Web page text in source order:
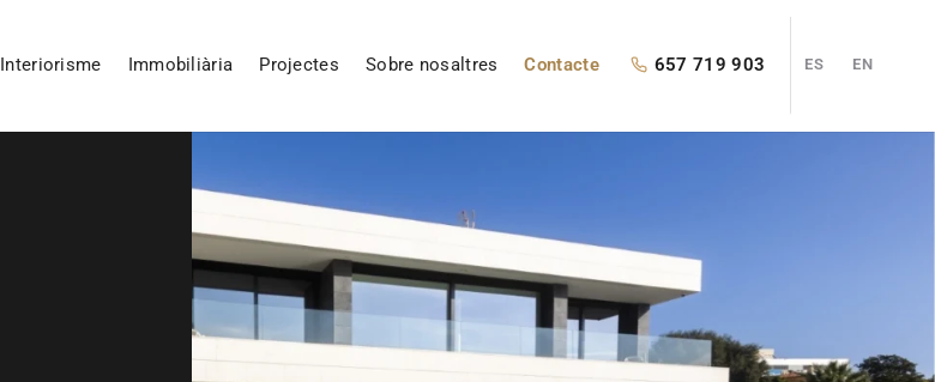
Interiorisme Immobiliària Projectes Sobre nosaltres Contacte 657 719 903 ES EN